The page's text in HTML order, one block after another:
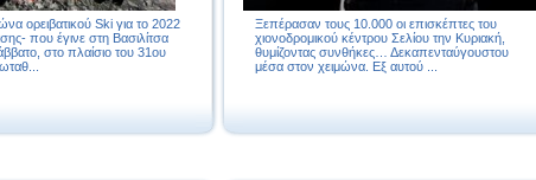
ορειβατικού Ski για το 2022
που έγινε στη Βασιλίτσα
στο πλαίσιο του 31ου
Ξεπέρασαν τους 10.000 οι επισκέπτες του
χιονοδρομικού κέντρου Σελίου την Κυριακή,
θυμίζοντας συνθήκες… Δεκαπενταύγουστου
μέσα στον χειμώνα. Εξ αυτού ...